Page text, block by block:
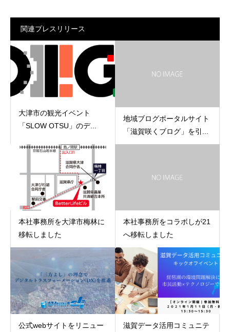
関連プレスリリース
大津市の観光イベント
「SLOW OTSU」のデ...
地域ブログポータルサイト
「滋賀咲くブログ」を引...
本社事務所を大津市梅林に
移転しました
本社事務所をコラボしが21
へ移転しました
公式webサイトをリニュー
滋賀データ活用コミュニテ